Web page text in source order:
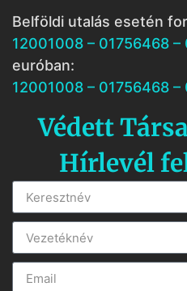
Belföldi utalás esetén
12001008 – 01756468
euróban:
12001008 – 01756468
Védett
Hírlevél